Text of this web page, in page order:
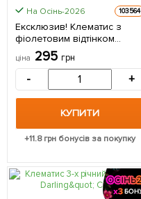
На Осінь-2026 103564
Ексклюзив! Клематис з
фіолетовим відтінком
"Б'янка" (Bianco)
(великоквітковий сорт) 1
саджанець в упаковці
ціна 295 грн
- +
КУПИТИ
+11.8грн бонусів за покупку